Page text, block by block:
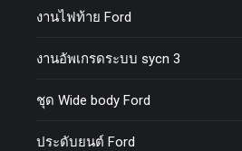
งานไฟท้าย Ford
งานอัพเกรดระบบ sycn 3
ชุด Wide body Ford
ประดับยนต์ Ford